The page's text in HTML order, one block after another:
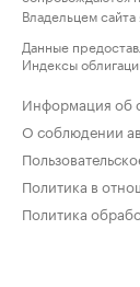
Владельцем
Данные
Индексы
Информация об
О соблюдении
Политика в
Политика